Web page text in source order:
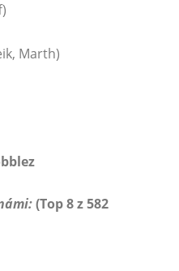
Marth)
(Top 8 z 582